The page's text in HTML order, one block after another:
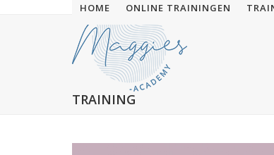
HOME ONLINE TRAININGEN
TRAINING